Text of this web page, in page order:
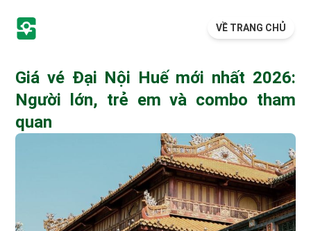
VỀ TRANG CHỦ
Giá vé Đại Nội Huế mới nhất 2026:
Người lớn, trẻ em và combo tham
quan